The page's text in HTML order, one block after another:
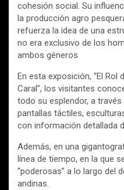
cohesión social. Su
la producción agro
refuerza la idea de una
no era exclusivo de los
ambos géneros
En esta exposición, “El Rol
Caral”, los visitantes
todo su esplendor, a
pantallas táctiles,
con información detallada
Además, en una
línea de tiempo, en la que
“poderosas” a lo largo del
andinas.